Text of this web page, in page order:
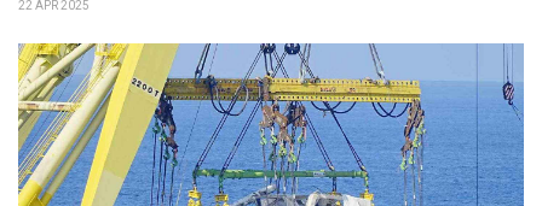
22 APR 2025